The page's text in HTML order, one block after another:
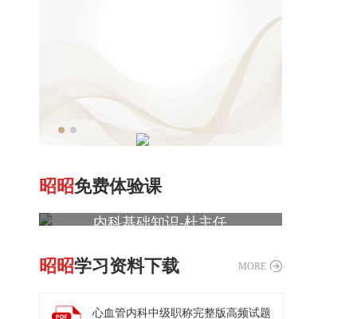
昭昭免费体验课
【中级职称】
内科基础知识-杜主任
扫
后
听
昭昭学习资料下载 MORE
心血管内科中级职称完整版高频试题